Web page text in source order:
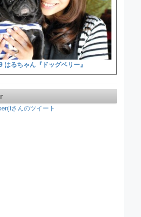
はるちゃん『ドッグベリー』
さんのツイート